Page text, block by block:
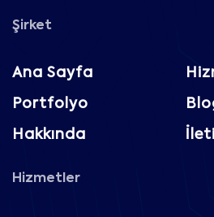
Şirket
Ana Sayfa
Portfolyo
Hakkında
Hizmetler